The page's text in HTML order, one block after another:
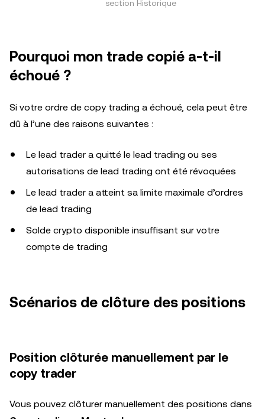
section Historique
Pourquoi mon trade copié a-t-il
échoué ?
Si votre ordre de copy trading a échoué, cela peut être
dû à l’une des raisons suivantes :
Le lead trader a quitté le lead trading ou ses
autorisations de lead trading ont été révoquées
Le lead trader a atteint sa limite maximale d’ordres
de lead trading
Solde crypto disponible insuffisant sur votre
compte de trading
Scénarios de clôture des positions
Position clôturée manuellement par le
copy trader
Vous pouvez clôturer manuellement des positions dans